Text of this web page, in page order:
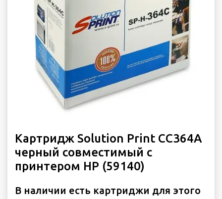
Картридж Solution Print CC364A
черный совместимый с
принтером HP (59140)
В наличии есть картриджи для этого